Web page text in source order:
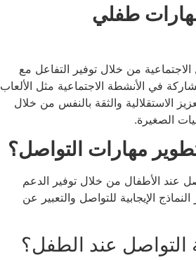
طفلي
من خلال توفير التفاعل مع
في الأنشطة الاجتماعية مثل الألعاب
الاستقلالية والثقة بالنفس من خلال
الصغيرة.
عند الأطفال من خلال توفير الدعم
الإيجابية للتواصل والتعبير عن